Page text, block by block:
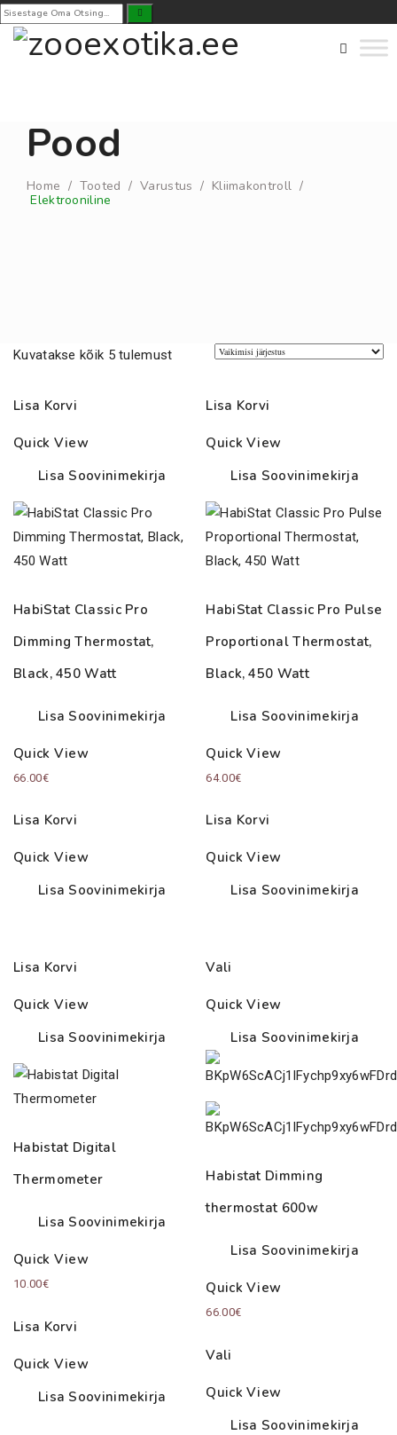
Pood
Home / Tooted /Varustus / Kliimakontroll /
Elektrooniline
Kuvatakse kõik 5 tulemust
Lisa Korvi
Quick View
Lisa Soovinimekirja
HabiStat Classic Pro
Dimming Thermostat,
Black, 450 Watt
Lisa Soovinimekirja
Quick View
66.00€
Lisa Korvi
Quick View
Lisa Soovinimekirja
Lisa Korvi
Quick View
Lisa Soovinimekirja
HabiStat Classic Pro Pulse
Proportional Thermostat,
Black, 450 Watt
Lisa Soovinimekirja
Quick View
64.00€
Lisa Korvi
Quick View
Lisa Soovinimekirja
Lisa Korvi
Quick View
Lisa Soovinimekirja
Habistat Digital
Thermometer
Lisa Soovinimekirja
Quick View
10.00€
Lisa Korvi
Quick View
Lisa Soovinimekirja
Vali
Quick View
Lisa Soovinimekirja
Habistat Dimming
thermostat 600w
Lisa Soovinimekirja
Quick View
66.00€
Vali
Quick View
Lisa Soovinimekirja